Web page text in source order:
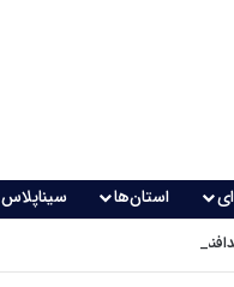
استان‌ها سیناپلاس
چگونه کار می کنند؟